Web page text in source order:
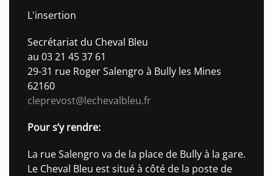
L'insertion
Secrétariat du Cheval Bleu
au 03 21 45 37 61
29-31 rue Roger Salengro à Bully les Mines
62160
cleprevost@lechevalbleu.fr
Pour s’y rendre:
La rue Salengro va de la place de Bully à la gare.
Le Cheval Bleu est situé à côté de la poste de